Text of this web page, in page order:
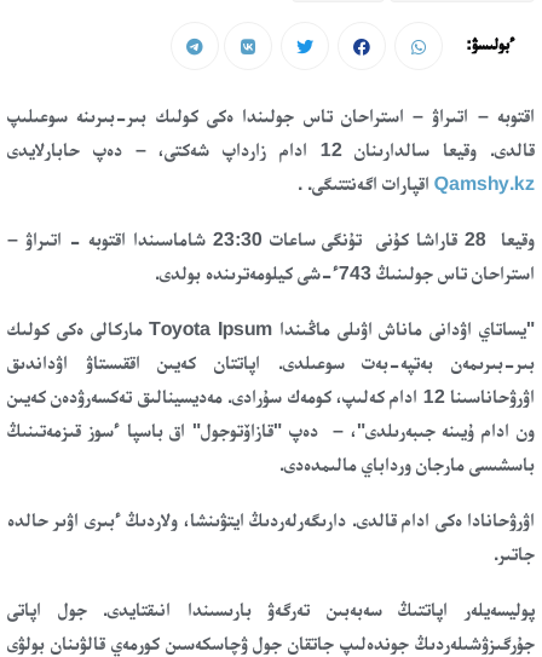
ءبولىسۋ:
اقتوبە – اتىراۋ – استراحان تاس جولىندا ەكى كولىك بىر-بىرىنە سوعىلىپ
قالدى. وقيعا سالدارىنان 12 ادام زارداپ شەكتى، – دەپ حابارلايدى
Qamshy.kz اقپارات اگەنتتىگى. .
وقيعا 28 قاراشا كۇنى تۇنگى ساعات 23:30 شاماسىندا اقتوبە - اتىراۋ –
استراحان تاس جولىنىڭ 743ء-شى كيلومەترىندە بولدى.
"يساتاي اۋدانى ماناش اۋىلى ماڭىندا Toyota Ipsum ماركالى ەكى كولىك
بىر-بىرىمەن بەتپە-بەت سوعىلدى. اپاتتان كەيىن اققىستاۋ اۋداندىق
اۋرۋحاناسىنا 12 ادام كەلىپ، كومەك سۇرادى. مەديسينالىق تەكسەرۋدەن كەيىن
ون ادام ۇيىنە جىبەرىلدى"، – دەپ "قازاۆتوجول" اق باسپا ءسوز قىزمەتىنىڭ
باسشىسى مارجان ورداباي مالىمدەدى.
اۋرۋحانادا ەكى ادام قالدى. دارىگەرلەردىڭ ايتۋىنشا، ولاردىڭ ءبىرى اۋىر حالدە
جاتىر.
پوليسەيلەر اپاتتىڭ سەبەبىن تەرگەۋ بارىسىندا انىقتايدى. جول اپاتى
جۇرگىزۋشىلەردىڭ جوندەلىپ جاتقان جول ۋچاسكەسىن كورمەي قالۋىنان بولۋى